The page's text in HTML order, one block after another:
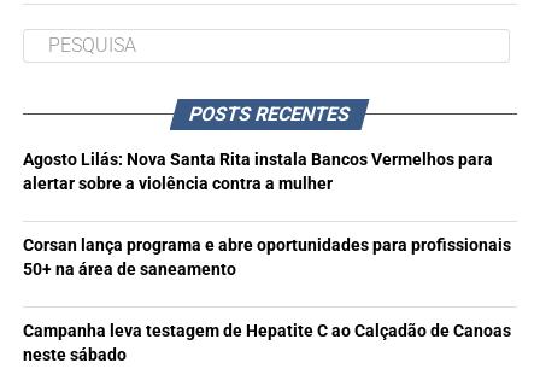
POSTS RECENTES
Agosto Lilás: Nova Santa Rita instala Bancos Vermelhos para
alertar sobre a violência contra a mulher
Corsan lança programa e abre oportunidades para profissionais
50+ na área de saneamento
Campanha leva testagem de Hepatite C ao Calçadão de Canoas
neste sábado